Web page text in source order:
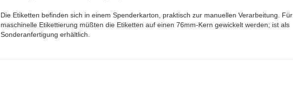
Die Etiketten befinden sich in einem Spenderkarton, praktisch zur manuellen Verarbeitung. Für
maschinelle Etikettierung müßten die Etiketten auf einen 76mm-Kern gewickelt werden; ist als
Sonderanfertigung erhältlich.